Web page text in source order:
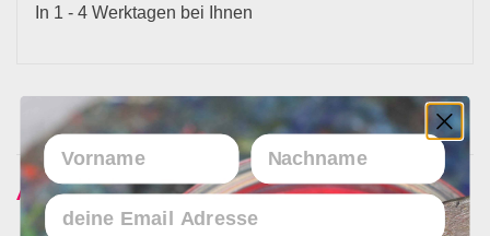
In 1 - 4 Werktagen bei Ihnen
Ähnliche Produkte
Vorname Nachname
Email